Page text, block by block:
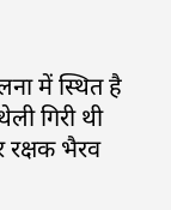
में स्थित है
गिरी थी
रक्षक भैरव